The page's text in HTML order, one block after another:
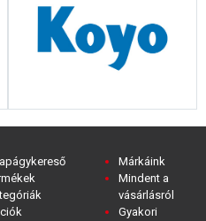
Márkáink
Mindent a
vásárlásról
Gyakori